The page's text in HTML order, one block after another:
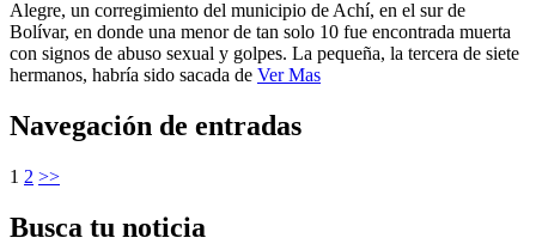
Alegre, un corregimiento del municipio de Achí, en el sur de
Bolívar, en donde una menor de tan solo 10 fue encontrada muerta
con signos de abuso sexual y golpes. La pequeña, la tercera de siete
hermanos, habría sido sacada de Ver Mas
Navegación de entradas
1 2 >>
Busca tu noticia